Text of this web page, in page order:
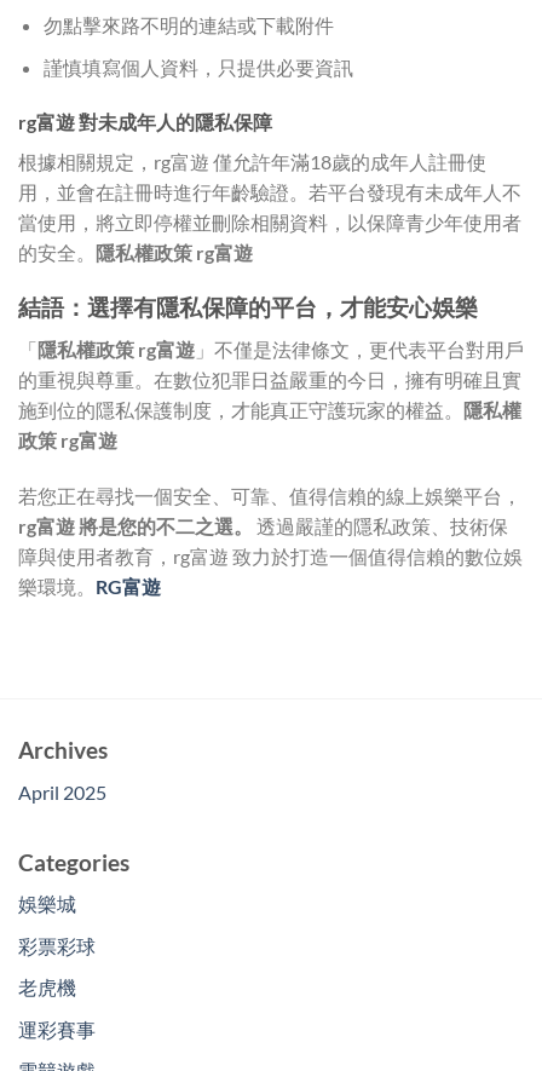
勿點擊來路不明的連結或下載附件
謹慎填寫個人資料，只提供必要資訊
rg富遊 對未成年人的隱私保障
根據相關規定，rg富遊 僅允許年滿18歲的成年人註冊使
用，並會在註冊時進行年齡驗證。若平台發現有未成年人不
當使用，將立即停權並刪除相關資料，以保障青少年使用者
的安全。
隱私權政策 rg富遊
結語：選擇有隱私保障的平台，才能安心娛樂
「隱私權政策 rg富遊 」不僅是法律條文，更代表平台對用戶
的重視與尊重。在數位犯罪日益嚴重的今日，擁有明確且實
施到位的隱私保護制度，才能真正守護玩家的權益。 隱私權
政策 rg富遊
若您正在尋找一個安全、可靠、值得信賴的線上娛樂平台，
rg富遊 將是您的不二之選。
透過嚴謹的隱私政策、技術保
障與使用者教育，rg富遊 致力於打造一個值得信賴的數位娛
樂環境。 RG富遊
Archives
April 2025
Categories
娛樂城
彩票彩球
老虎機
運彩賽事